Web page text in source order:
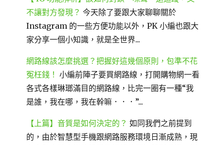
不讓對方發現？ 今天除了要跟大家聊聊關於
Instagram 的一些方便功能以外，PK 小編也跟大
家分享一個小知識，就是全世界...
網路線該怎麼挑選？把握好這幾個原則，包準不花
冤枉錢！ 小編前陣子要買網路線，打開購物網一看
各式各樣琳瑯滿目的網路線，比完一圈有一種“我
是誰，我在哪，我在幹嘛．．．”...
【上篇】音質是如何決定的？ 如同我們之前提到
的，由於智慧型手機跟網路服務環境日漸成熟，現